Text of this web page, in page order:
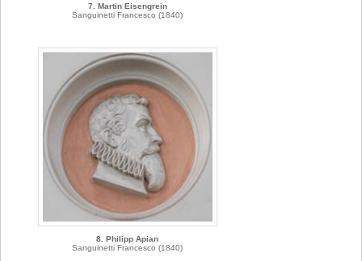
7. Martin Eisengrein
Sanguinetti Francesco (1840)
8. Philipp Apian
Sanguinetti Francesco (1840)